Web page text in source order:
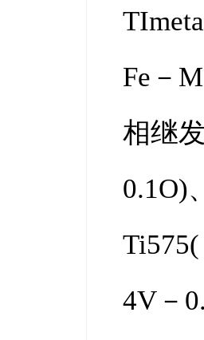
Fe－
相继
0.1O)
4V－